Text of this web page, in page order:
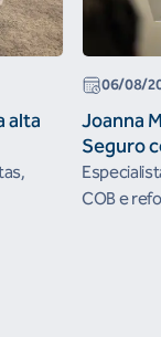
alta
06/08/
Joanna
Seguro
COB e